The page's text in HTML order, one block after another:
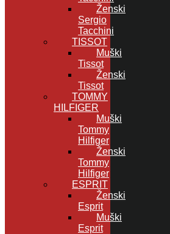
Ženski
Sergio
Tacchini
TISSOT
Muški
Tissot
Ženski
Tissot
TOMMY
HILFIGER
Muški
Tommy
Hilfiger
Ženski
Tommy
Hilfiger
ESPRIT
Ženski
Esprit
Muški
Esprit